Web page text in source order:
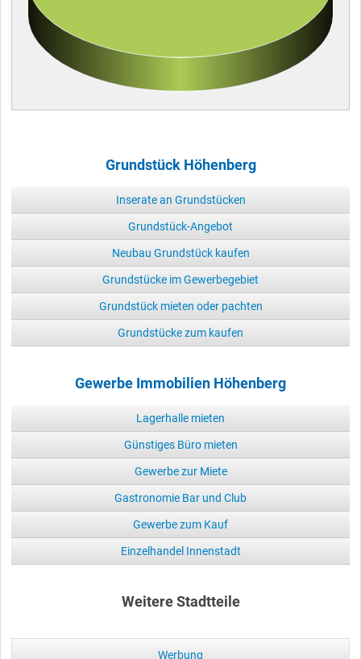
Grundstück Höhenberg
Inserate an Grundstücken
Grundstück-Angebot
Neubau Grundstück kaufen
Grundstücke im Gewerbegebiet
Grundstück mieten oder pachten
Grundstücke zum kaufen
Gewerbe Immobilien Höhenberg
Lagerhalle mieten
Günstiges Büro mieten
Gewerbe zur Miete
Gastronomie Bar und Club
Gewerbe zum Kauf
Einzelhandel Innenstadt
Weitere Stadtteile
Werbung